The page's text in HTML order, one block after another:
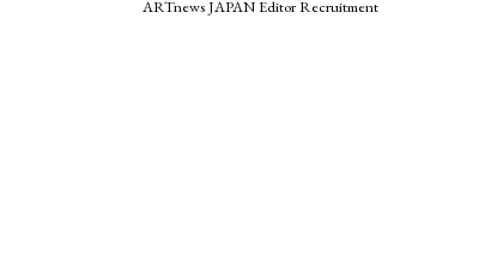
ARTnews JAPAN Editor Recruitment